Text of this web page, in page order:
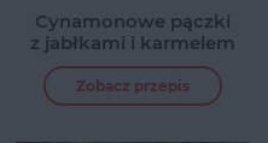
Cynamonowe pączki
z jabłkami i karmelem
Zobacz przepis